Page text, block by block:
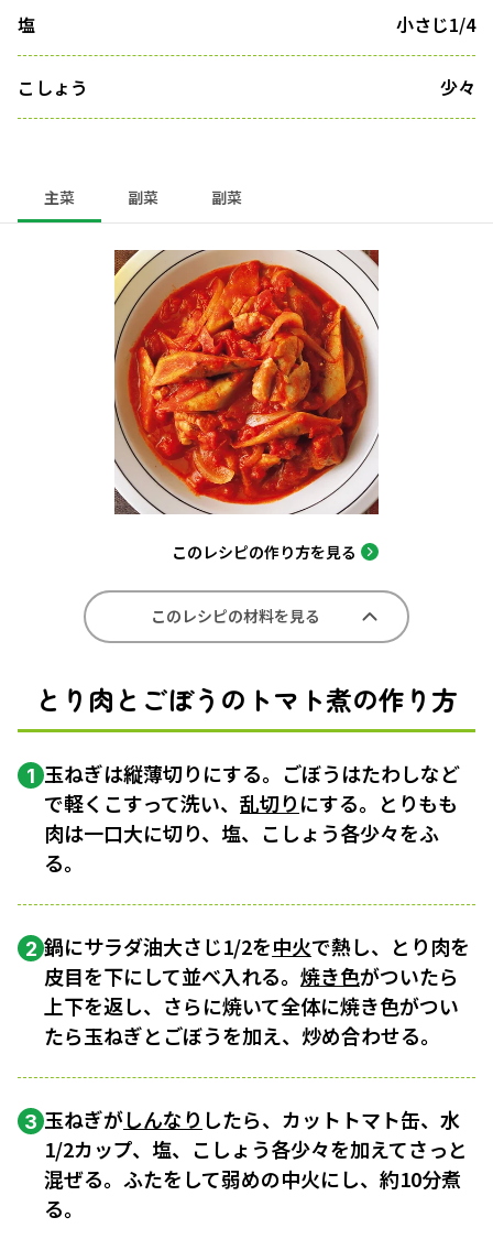
塩 小さじ1/4
こしょう 少々
主菜 副菜 副菜
このレシピの作り方を見る
このレシピの材料を見る
とり肉とごぼうのトマト煮の作り方
1 玉ねぎは縦薄切りにする。ごぼうはたわしなど
で軽くこすって洗い、 乱切りにする。とりもも
肉は一口大に切り、塩、こしょう各少々をふ
る。
2 鍋にサラダ油大さじ1/2を中火で熱し、とり肉を
皮目を下にして並べ入れる。 焼き色がついたら
上下を返し、さらに焼いて全体に焼き色がつい
たら玉ねぎとごぼうを加え、炒め合わせる。
3 玉ねぎがしんなり したら、カットトマト缶、水
1/2カップ、塩、こしょう各少々を加えてさっと
混ぜる。ふたをして弱めの中火にし、約10分煮
る。